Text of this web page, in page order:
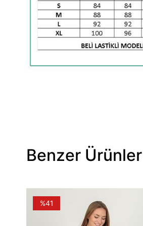
Benzer Ürünler
%41